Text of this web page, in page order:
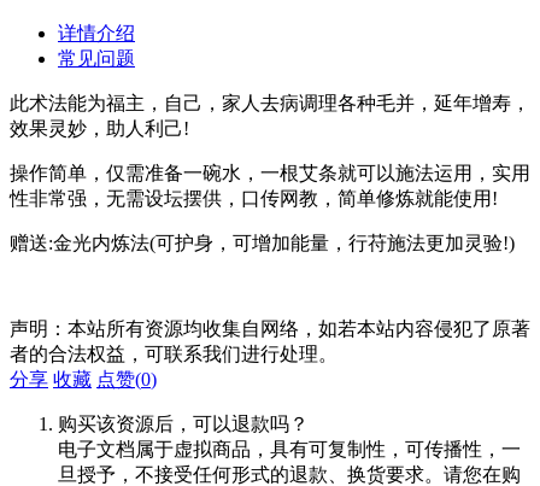
详情介绍
常见问题
此术法能为福主，自己，家人去病调理各种毛并，延年增寿，
效果灵妙，助人利己!
操作简单，仅需准备一碗水，一根艾条就可以施法运用，实用
性非常强，无需设坛摆供，口传网教，简单修炼就能使用!
赠送:金光内炼法(可护身，可增加能量，行苻施法更加灵验!)
声明：本站所有资源均收集自网络，如若本站内容侵犯了原著
者的合法权益，可联系我们进行处理。
分享 收藏 点赞(0)
购买该资源后，可以退款吗？
电子文档属于虚拟商品，具有可复制性，可传播性，一
旦授予，不接受任何形式的退款、换货要求。请您在购